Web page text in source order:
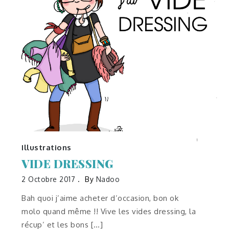
Illustrations
VIDE DRESSING
2 Octobre 2017 By Nadoo
Bah quoi j’aime acheter d’occasion, bon ok
molo quand même !! Vive les vides dressing, la
récup’ et les bons […]